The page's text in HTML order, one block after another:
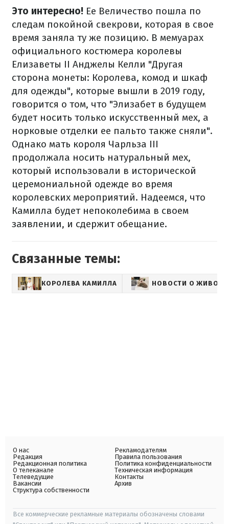
Это интересно! Ее Величество пошла по
следам покойной свекрови, которая в свое
время заняла ту же позицию. В мемуарах
официального костюмера королевы
Елизаветы II Анджелы Келли "Другая
сторона монеты: Королева, комод и шкаф
для одежды", которые вышли в 2019 году,
говорится о том, что "Элизабет в будущем
будет носить только искусственный мех, а
норковые отделки ее пальто также сняли".
Однако мать короля Чарльза III
продолжала носить натуральный мех,
который использовали в исторической
церемониальной одежде во время
королевских мероприятий. Надеемся, что
Камилла будет непоколебима в своем
заявлении, и сдержит обещание.
Связанные темы:
КОРОЛЕВА КАМИЛЛА НОВОСТИ О
О нас
Редакция
Редакционная политика
О телеканале
Телеведущие
Вакансии
Структура собственности
Рекламодателям
Правила пользования
Политика конфиденциальности
Техническая информация
Контакты
Архив
Все коммерческие рекламные материалы обозначены словами